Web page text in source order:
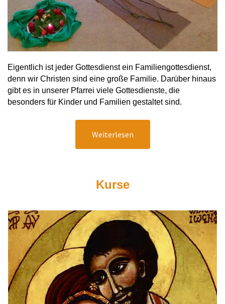
Eigentlich ist jeder Gottesdienst ein Familiengottesdienst,
denn wir Christen sind eine große Familie. Darüber hinaus
gibt es in unserer Pfarrei viele Gottesdienste, die
besonders für Kinder und Familien gestaltet sind.
Weiterlesen
Kurse